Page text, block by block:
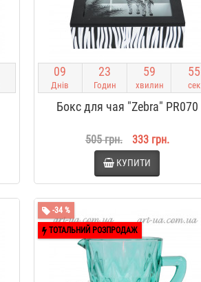
09
Днів
23
Годин
59
хвилин
54
сек
Бокс для чая "Zebra" PR070
505 грн. 333 грн.
КУПИТИ
-34 %
ТОТАЛЬНИЙ РОЗПРОДАЖ